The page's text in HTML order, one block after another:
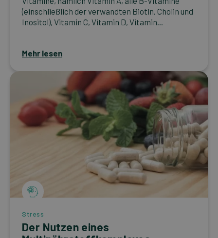
(einschließlich der verwandten Biotin, Cholin und
Inositol), Vitamin C, Vitamin D, Vitamin...
Mehr lesen
Stress
Der Nutzen eines